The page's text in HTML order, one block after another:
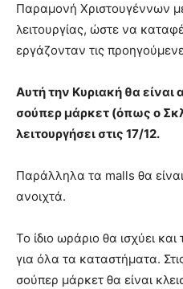
Παραμονή Χριστουγέννων
λειτουργίας, ώστε να
εργάζονταν τις
Αυτή την Κυριακή θα είναι
σούπερ μάρκετ (όπως ο
λειτουργήσει στις 17/12.
Παράλληλα τα malls θα
ανοιχτά.
Το ίδιο ωράριο θα ισχύει
για όλα τα καταστήματα.
σούπερ μάρκετ θα είναι